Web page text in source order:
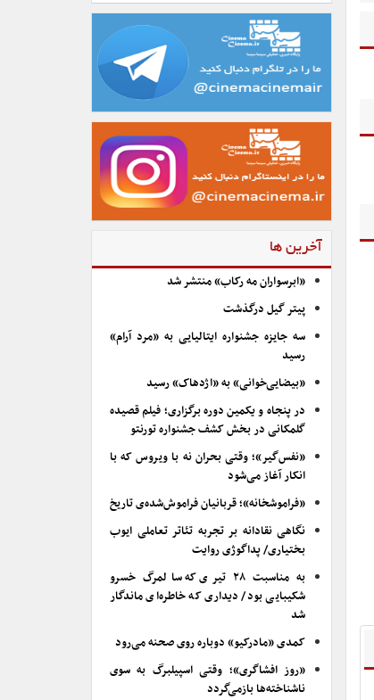
آخرین ها
«ابرسواران مه رکاب» منتشر شد
پیتر گیل درگذشت
سه جایزه جشنواره ایتالیایی به «مرد آرام»
رسید
«بیضایی‌خوانی» به «اژدهاک» رسید
در پنجاه و یکمین دوره برگزاری؛ فیلم قصیده
گلمکانی در بخش کشف جشنواره تورنتو
«نفس‌گیر»؛ وقتی بحران نه با ویروس که با
انکار آغاز می‌شود
«فراموشخانه»؛ قربانیان فراموش‌شده‌ی تاریخ
نگاهی نقادانه بر تجربه تئاتر تعاملی ایوب
بختیاری/ پداگوژی روایت
به مناسبت ۲۸ تیری که سالمرگ خسرو
شکیبایی بود/ دیداری که خاطره‌ای ماندگار
شد
کمدی «مادرکیو» دوباره روی صحنه می‌رود
«روز افشاگری»؛ وقتی اسپیلبرگ به سوی
ناشناخته‌ها بازمی‌گردد